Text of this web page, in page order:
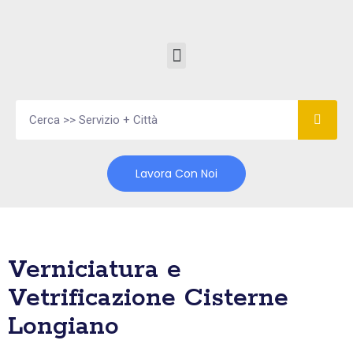
Lavora Con Noi
Verniciatura e
Vetrificazione Cisterne
Longiano